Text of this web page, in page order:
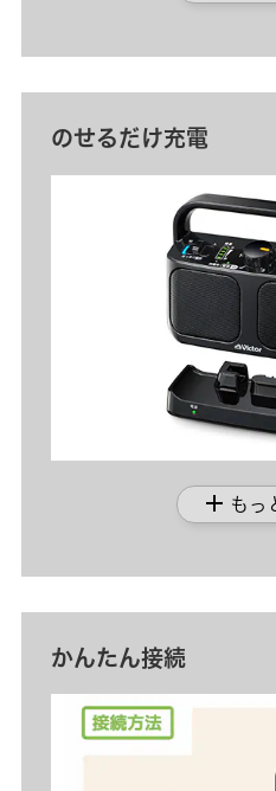
add もっ
のせるだけ充電
かんたん接続